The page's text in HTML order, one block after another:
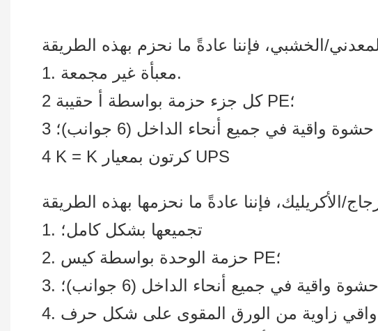
1. معبأة غير مجمعة.
4 K = K كرتون بمعيار UPS
1. تجميعها بشكل كامل؛
2. حزمة الوحدة بواسطة كيس PE؛
3. حشوة واقية في جميع أنحاء الداخل (6 جوانب)؛